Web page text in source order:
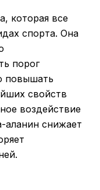
которая все
спорта. Она
порог
повышать
свойств
воздействие
аланин снижает